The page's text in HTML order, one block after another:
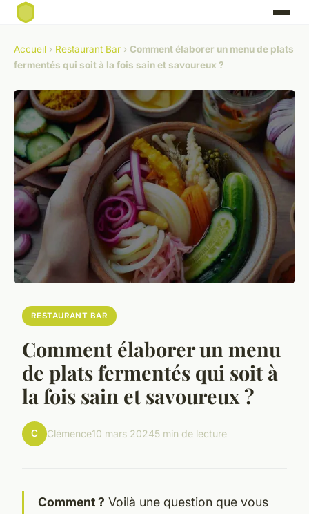
Accueil › Restaurant Bar › Comment élaborer un menu de plats
fermentés qui soit à la fois sain et savoureux ?
RESTAURANT BAR
Comment élaborer un menu
de plats fermentés qui soit à
la fois sain et savoureux ?
C Clémence10 mars 20245 min de lecture
Comment ? Voilà une question que vous